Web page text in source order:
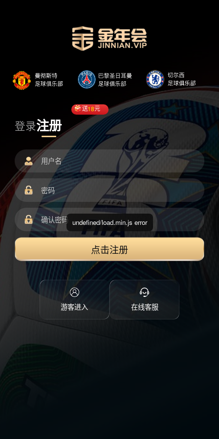
登录注册
送18元
点击注册
游客进入 在线客服
undefined/load.min.js error